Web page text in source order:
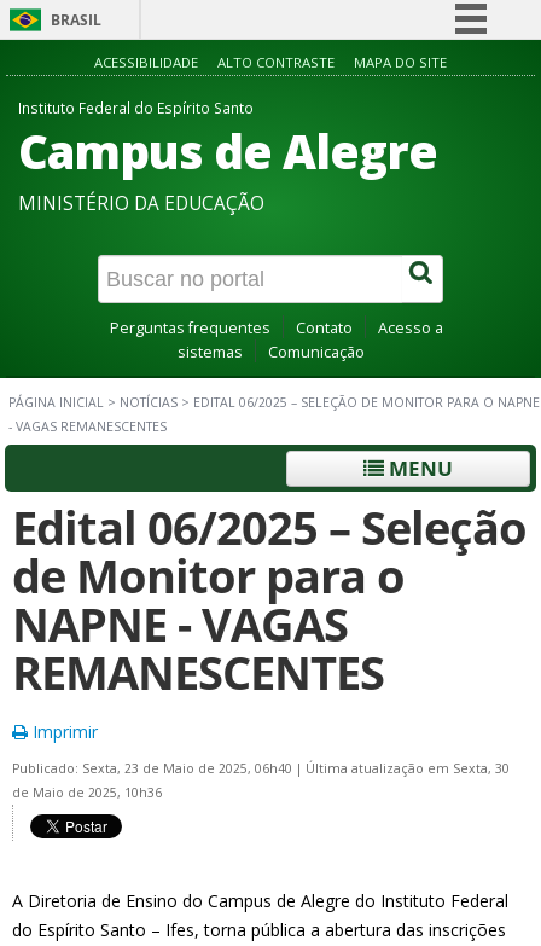
BRASIL
Simplifique!
Acesso à informação
Canais
ACESSIBILIDADE ALTO CONTRASTE MAPA DO SITE
Instituto Federal do Espírito Santo
Campus de Alegre
MINISTÉRIO DA EDUCAÇÃO
Perguntas frequentes Contato
Acesso a
sistemas
Comunicação
PÁGINA INICIAL > NOTÍCIAS > EDITAL 06/2025 – SELEÇÃO DE MONITOR PARA O NAPNE
- VAGAS REMANESCENTES
MENU
Edital 06/2025 – Seleção
de Monitor para o
NAPNE - VAGAS
REMANESCENTES
Imprimir
Publicado: Sexta, 23 de Maio de 2025, 06h40 | Última atualização em Sexta, 30
de Maio de 2025, 10h36
A Diretoria de Ensino do Campus de Alegre do Instituto Federal
do Espírito Santo – Ifes, torna pública a abertura das inscrições